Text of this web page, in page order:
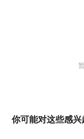
你可能对这些感兴